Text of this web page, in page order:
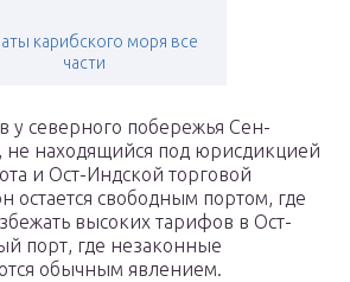
карибского моря все
части
у северного побережья Сен-
не находящийся под юрисдикцией
и Ост-Индской торговой
остается свободным портом, где
высоких тарифов в Ост-
порт, где незаконные
обычным явлением.